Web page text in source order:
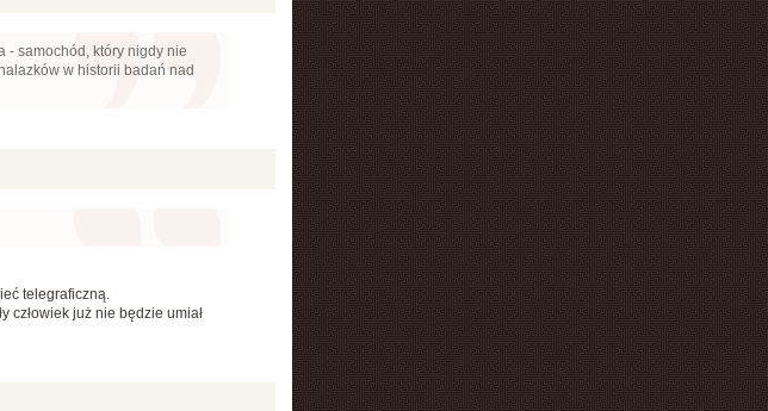
- samochód, który nigdy nie
w historii badań nad
telegraficzną.
człowiek już nie będzie umiał